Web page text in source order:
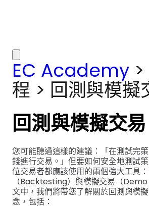
EC Academy >
程 > 回測與模擬
回測與模擬交易
您可能聽過這樣的建議：「在測試完
錢進行交易。」但要如何安全地測試
位交易者都應該使用的兩個強大工具
（Backtesting）與模擬交易（
文中，我們將帶您了解關於回測與模
念，包括：